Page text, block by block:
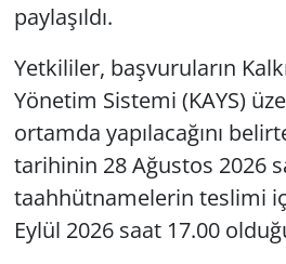
paylaşıldı.
Yetkililer, başvuruların
Yönetim Sistemi (KAYS)
ortamda yapılacağını
tarihinin 28 Ağustos 2026
taahhütnamelerin teslimi
Eylül 2026 saat 17.00